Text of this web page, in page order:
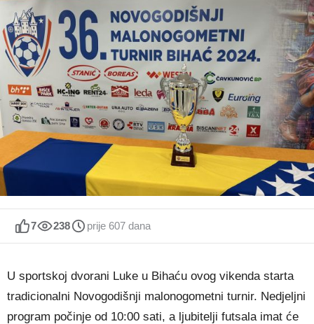
7 238 prije 607 dana
U sportskoj dvorani Luke u Bihaću ovog vikenda starta
tradicionalni Novogodišnji malonogometni turnir. Nedjeljni
program počinje od 10:00 sati, a ljubitelji futsala imat će